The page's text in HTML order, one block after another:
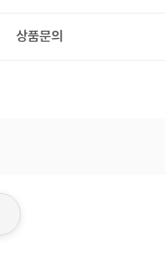
상품문의